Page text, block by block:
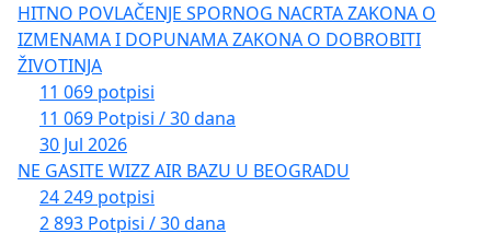
HITNO POVLAČENJE SPORNOG NACRTA ZAKONA O
IZMENAMA I DOPUNAMA ZAKONA O DOBROBITI
ŽIVOTINJA
11 069 potpisi
11 069 Potpisi / 30 dana
30 Jul 2026
NE GASITE WIZZ AIR BAZU U BEOGRADU
24 249 potpisi
2 893 Potpisi / 30 dana